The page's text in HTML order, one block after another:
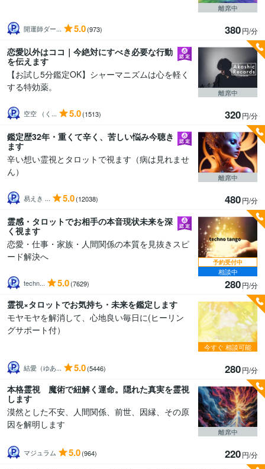
開運師ダー... 5.0(973) 380円/分
離席中
恋愛以外はココ｜今絶対にすべき必要な行動
を伝えます
【お試し5分鑑定OK】シャーマニズムは心を軽く
する特効薬。
空空 （く... 5.0(1513) 320円/分
離席中
鑑定歴32年・重くて辛く、苦しい悩み今聴き
ます
辛い想い霊視とタロットで視ます（病は見れませ
ん）
易えき ... 5.0(12038) 480円/分
離席中
霊感・タロットでお相手の本音現状未来を深
く視ます
恋愛・仕事・家族・人間関係の本質を見抜きスピ
ード解決へ
techn... 5.0(7629) 280円/分
予約受付中
相談中
霊視×タロットでお気持ち・未来を鑑定します
モヤモヤを解消して、心地良い毎日に(ヒーリン
グサポート付）
結愛（ゆあ... 5.0(5446) 280円/分
今すぐ 相談可能
本格霊視 魔術で紐解く運命。隠れた真実を霊視
します
漠然とした不安、人間関係、前世、因縁、その原
因を解明します
マジュラム 5.0(964) 220円/分
離席中